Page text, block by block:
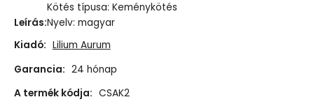
Leírás:
Kötés típusa: Keménykötés
Nyelv: magyar
Kiadó: Lilium Aurum
Garancia: 24 hónap
A termék kódja: CSAK2